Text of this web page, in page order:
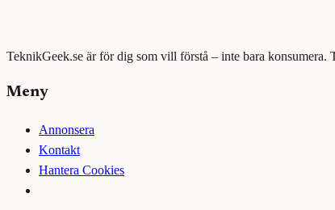
TeknikGeek.se är för dig som vill förstå – inte bara
Meny
Annonsera
Kontakt
Hantera Cookies